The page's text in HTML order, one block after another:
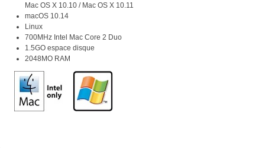
Mac OS X 10.10 / Mac OS X 10.11
macOS 10.14
Linux
700MHz Intel Mac Core 2 Duo
1.5GO espace disque
2048MO RAM